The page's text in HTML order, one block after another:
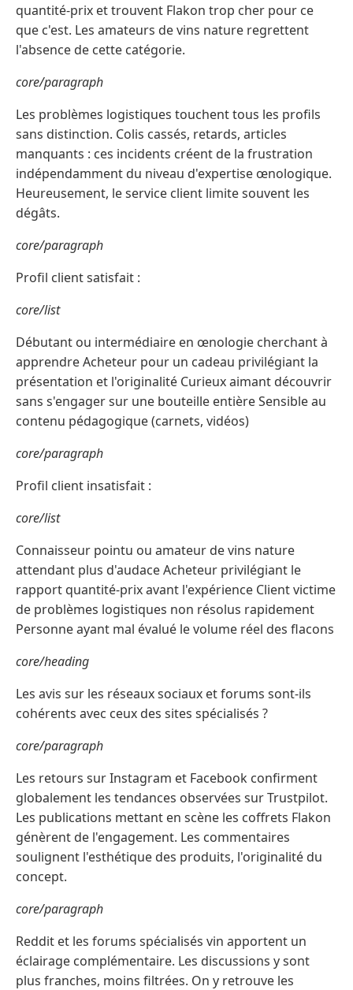
quantité-prix et trouvent Flakon trop cher pour ce
que c'est. Les amateurs de vins nature regrettent
l'absence de cette catégorie.
core/paragraph
Les problèmes logistiques touchent tous les profils
sans distinction. Colis cassés, retards, articles
manquants : ces incidents créent de la frustration
indépendamment du niveau d'expertise œnologique.
Heureusement, le service client limite souvent les
dégâts.
core/paragraph
Profil client satisfait :
core/list
Débutant ou intermédiaire en œnologie cherchant à
apprendre Acheteur pour un cadeau privilégiant la
présentation et l'originalité Curieux aimant découvrir
sans s'engager sur une bouteille entière Sensible au
contenu pédagogique (carnets, vidéos)
core/paragraph
Profil client insatisfait :
core/list
Connaisseur pointu ou amateur de vins nature
attendant plus d'audace Acheteur privilégiant le
rapport quantité-prix avant l'expérience Client victime
de problèmes logistiques non résolus rapidement
Personne ayant mal évalué le volume réel des flacons
core/heading
Les avis sur les réseaux sociaux et forums sont-ils
cohérents avec ceux des sites spécialisés ?
core/paragraph
Les retours sur Instagram et Facebook confirment
globalement les tendances observées sur Trustpilot.
Les publications mettant en scène les coffrets Flakon
génèrent de l'engagement. Les commentaires
soulignent l'esthétique des produits, l'originalité du
concept.
core/paragraph
Reddit et les forums spécialisés vin apportent un
éclairage complémentaire. Les discussions y sont
plus franches, moins filtrées. On y retrouve les